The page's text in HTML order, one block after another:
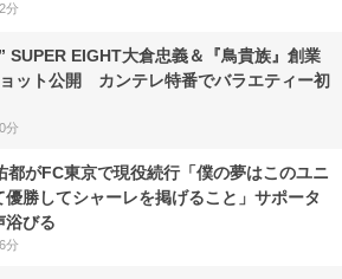
分
SUPER EIGHT大倉忠義＆『鳥貴族』創業
ット公開 カンテレ特番でバラエティー初
分
都がFC東京で現役続行「僕の夢はこのユニ
優勝してシャーレを掲げること」サポータ
浴びる
分